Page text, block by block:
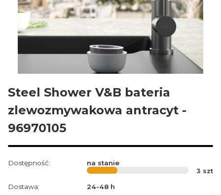
Steel Shower V&B bateria
zlewozmywakowa antracyt -
96970105
Dostępność:
na stanie
3 szt
Dostawa:
24-48 h